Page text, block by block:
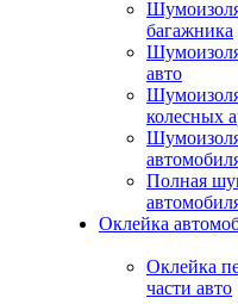
багажника
авто
колесных
Полная
Оклейка
Оклейка
части авто